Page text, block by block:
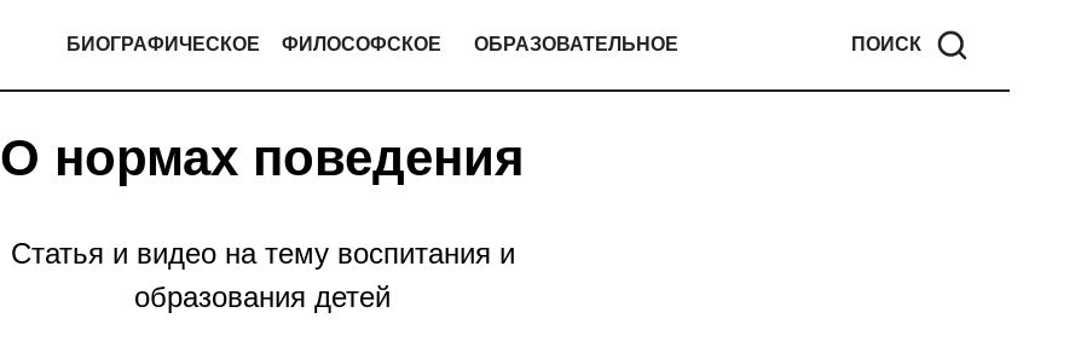
БИОГРАФИЧЕСКОЕ ФИЛОСОФСКОЕ ОБРАЗОВАТЕЛЬНОЕ ПОИСК
О нормах поведения
Статья и видео на тему воспитания и
образования детей